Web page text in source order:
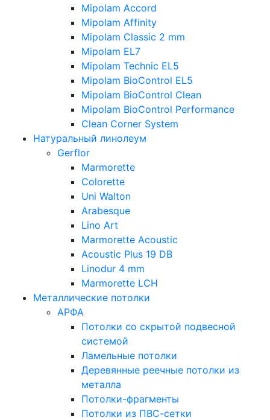
Mipolam Accord
Mipolam Affinity
Mipolam Classic 2 mm
Mipolam EL7
Mipolam Technic EL5
Mipolam BioControl EL5
Mipolam BioControl Clean
Mipolam BioControl Performance
Clean Corner System
Натуральный линолеум
Gerflor
Marmorette
Colorette
Uni Walton
Arabesque
Lino Art
Marmorette Acoustic
Acoustic Plus 19 DB
Linodur 4 mm
Marmorette LCH
Металлические потолки
АРФА
Потолки со скрытой подвесной
системой
Ламельные потолки
Деревянные реечные потолки из
металла
Потолки-фрагменты
Потолки из ПВС-сетки